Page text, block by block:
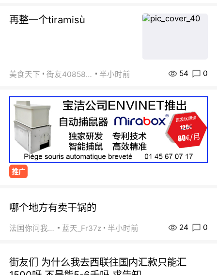
再整一个tiramisù
美食天下 街友40858442 半小时前 54 0
推广
哪个地方有卖干锅的
法国你问我答 蓝天_Fr37z 半小时前 24 0
街友们 为什么我去西联往国内汇款只能汇